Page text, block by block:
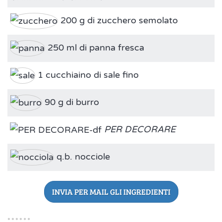
200 g di zucchero semolato
250 ml di panna fresca
1 cucchiaino di sale fino
90 g di burro
PER DECORARE
q.b. nocciole
INVIA PER MAIL GLI INGREDIENTI